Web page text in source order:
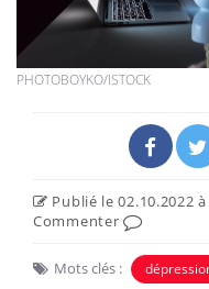
PHOTOBOYKO/ISTOCK
Publié le 02.10.2022
Commenter
Mots clés :